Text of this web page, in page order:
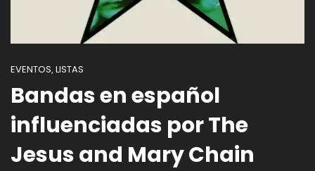
EVENTOS, LISTAS
Bandas en español
influenciadas por The
Jesus and Mary Chain